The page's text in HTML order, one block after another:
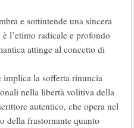
e sottintende una sincera
l’etimo radicale e profondo
attinge al concetto di
la sofferta rinuncia
nella libertà volitiva della
autentico, che opera nel
della frastornante quanto